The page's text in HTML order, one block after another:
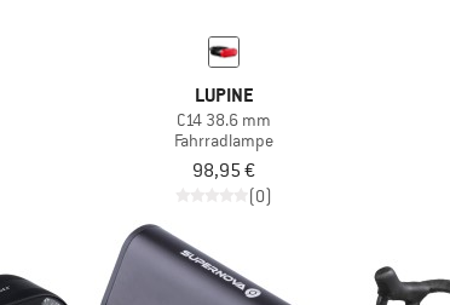
LUPINE
C14 38.6 mm
Fahrradlampe
98,95 €
(0)